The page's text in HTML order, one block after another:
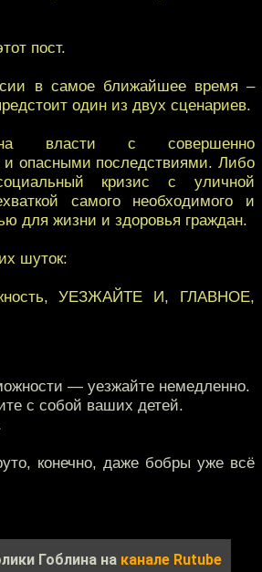
пост.
в самое ближайшее время –
один из двух сценариев.
власти с совершенно
и опасными последствиями. Либо
кризис с уличной
самого необходимого и
для жизни и здоровья граждан.
шуток:
УЕЗЖАЙТЕ И, ГЛАВНОЕ,
— уезжайте немедленно.
с собой ваших детей.
конечно, даже бобры уже всё
Гоблина на канале Rutube